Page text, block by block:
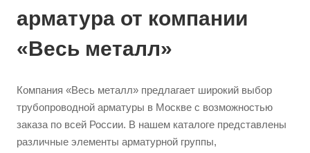
арматура от компании
«Весь металл»
Компания «Весь металл» предлагает широкий выбор
трубопроводной арматуры в Москве с возможностью
заказа по всей России. В нашем каталоге представлены
различные элементы арматурной группы,